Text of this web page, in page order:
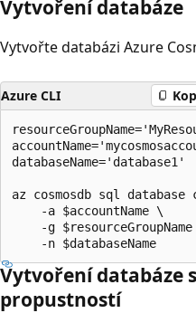
Vytvoření databáze
Vytvořte databázi Azure
Azure CLI
databaseName='database1'
az cosmosdb sql
    -a $accountName \
-g $resourceGroupName
Vytvoření databáze
propustností